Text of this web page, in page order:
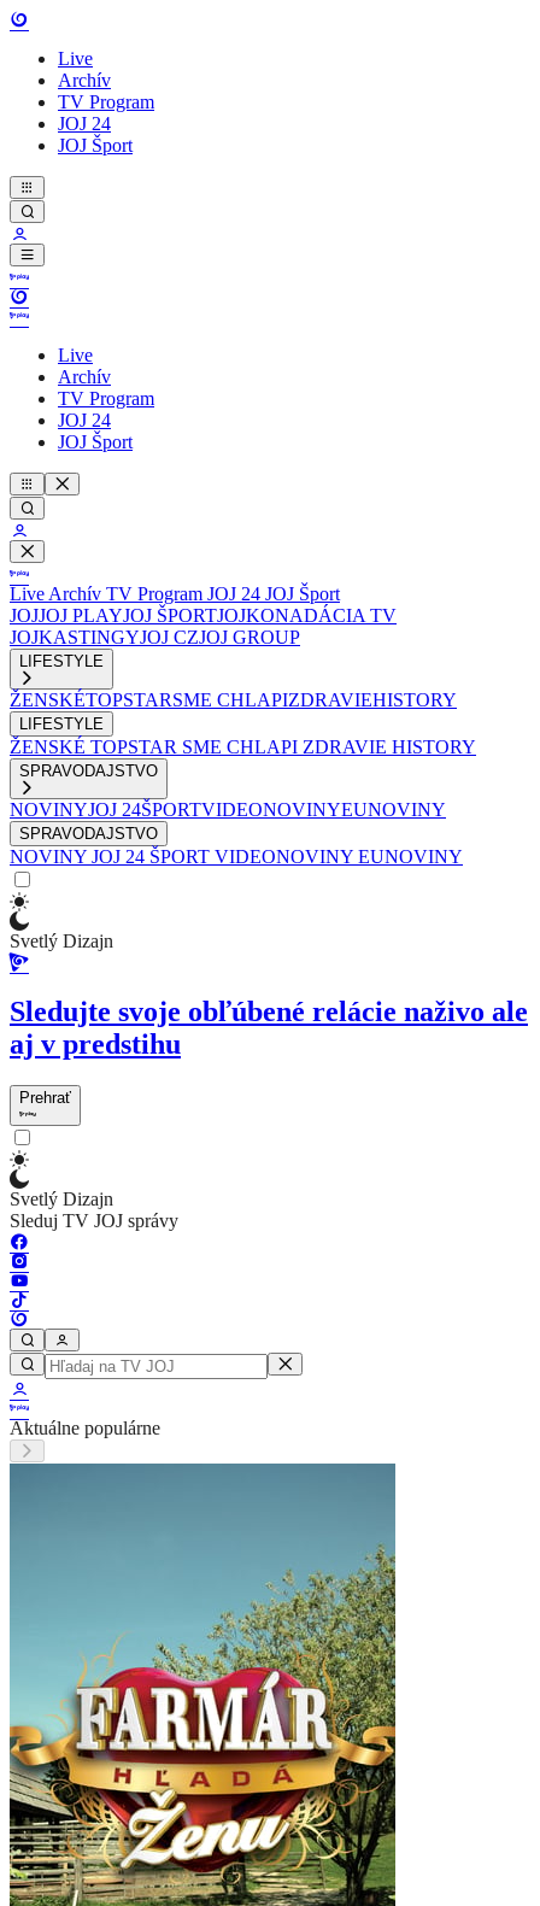
Live
Archív
TV Program
JOJ 24
JOJ Šport
Live
Archív
TV Program
JOJ 24
JOJ Šport
Live Archív TV Program JOJ 24 JOJ Šport
JOJJOJ PLAYJOJ ŠPORTJOJKONADÁCIA TV
JOJKASTINGYJOJ CZJOJ GROUP
LIFESTYLE
ŽENSKÉTOPSTARSME CHLAPIZDRAVIEHISTORY
LIFESTYLE
ŽENSKÉ TOPSTAR SME CHLAPI ZDRAVIE HISTORY
SPRAVODAJSTVO
NOVINYJOJ 24ŠPORTVIDEONOVINYEUNOVINY
SPRAVODAJSTVO
NOVINY JOJ 24 ŠPORT VIDEONOVINY EUNOVINY
Svetlý Dizajn
Sledujte svoje obľúbené relácie naživo ale
aj v predstihu
Prehrať
Svetlý Dizajn
Sleduj TV JOJ správy
Aktuálne populárne